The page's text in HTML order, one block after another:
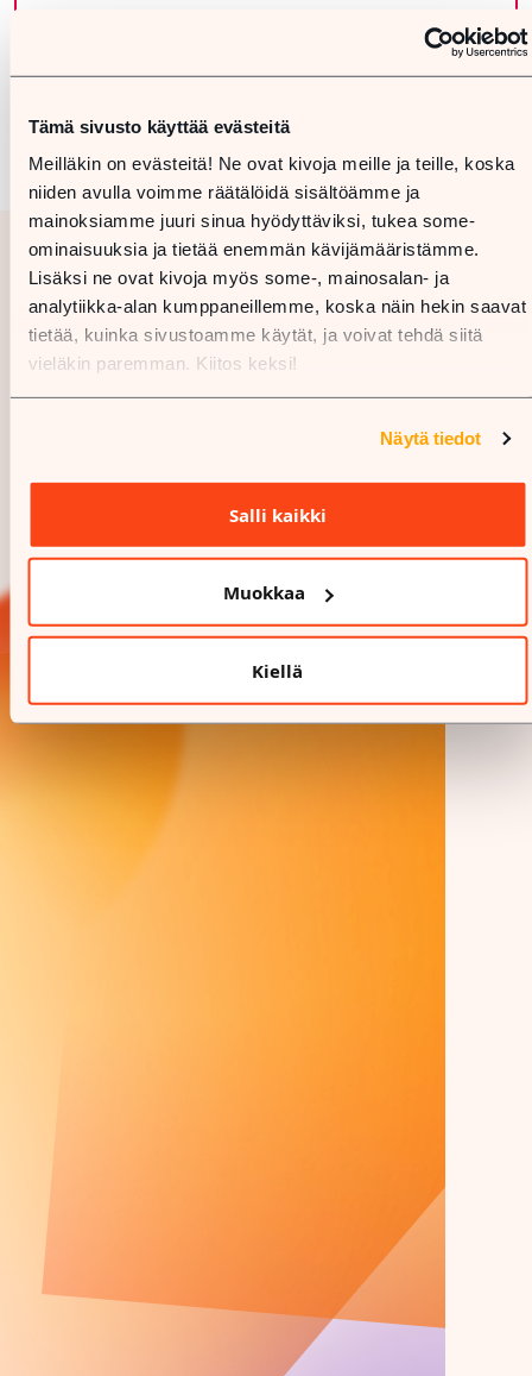
Tämä sivusto käyttää evästeitä
Meilläkin on evästeitä! Ne ovat kivoja meille ja teille, koska
niiden avulla voimme räätälöidä sisältöämme ja
mainoksiamme juuri sinua hyödyttäviksi, tukea some-
ominaisuuksia ja tietää enemmän kävijämääristämme.
Lisäksi ne ovat kivoja myös some-, mainosalan- ja
analytiikka-alan kumppaneillemme, koska näin hekin saavat
tietää, kuinka sivustoamme käytät, ja voivat tehdä siitä
vieläkin paremman. Kiitos keksi!
Näytä tiedot
Salli kaikki
Muokkaa
Kiellä